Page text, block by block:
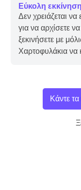
Εύκολη εκκίνηση
Δεν χρειάζεται
για να αρχίσετε
ξεκινήσετε με
Χαρτοφυλάκια να
Κάντε